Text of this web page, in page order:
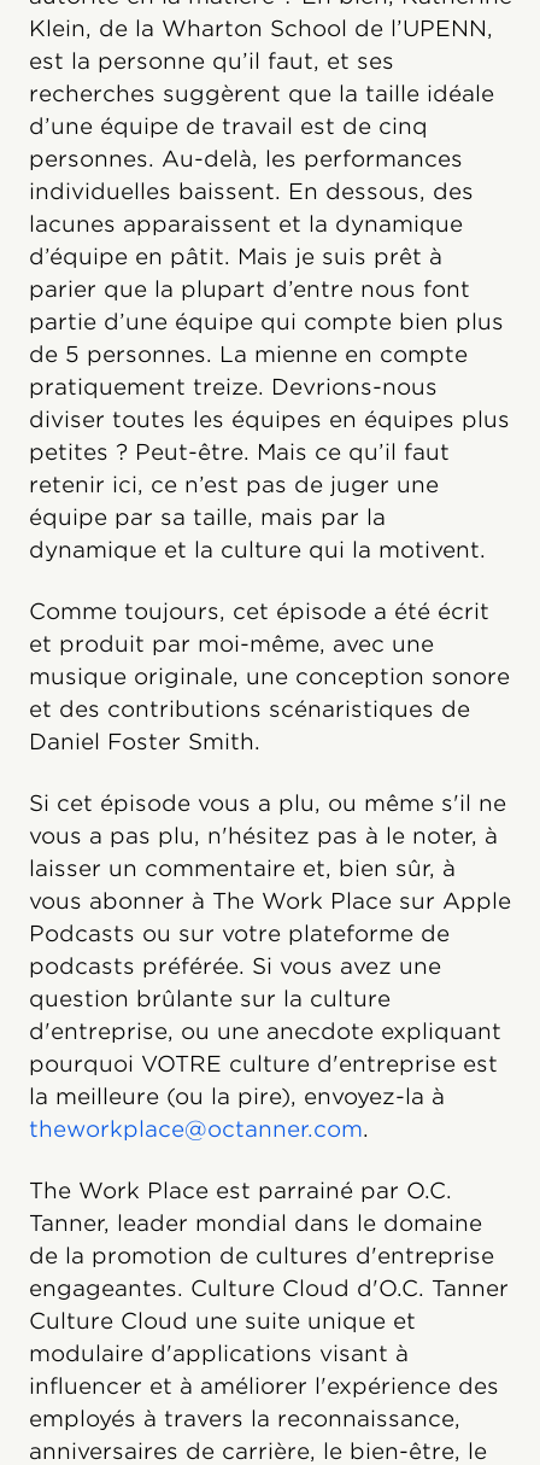
Klein, de la Wharton School de l’UPENN,
est la personne qu’il faut, et ses
recherches suggèrent que la taille idéale
d’une équipe de travail est de cinq
personnes. Au-delà, les performances
individuelles baissent. En dessous, des
lacunes apparaissent et la dynamique
d’équipe en pâtit. Mais je suis prêt à
parier que la plupart d’entre nous font
partie d’une équipe qui compte bien plus
de 5 personnes. La mienne en compte
pratiquement treize. Devrions-nous
diviser toutes les équipes en équipes plus
petites ? Peut-être. Mais ce qu’il faut
retenir ici, ce n’est pas de juger une
équipe par sa taille, mais par la
dynamique et la culture qui la motivent.
Comme toujours, cet épisode a été écrit
et produit par moi-même, avec une
musique originale, une conception sonore
et des contributions scénaristiques de
Daniel Foster Smith.
Si cet épisode vous a plu, ou même s'il ne
vous a pas plu, n'hésitez pas à le noter, à
laisser un commentaire et, bien sûr, à
vous abonner à The Work Place sur Apple
Podcasts ou sur votre plateforme de
podcasts préférée. Si vous avez une
question brûlante sur la culture
d'entreprise, ou une anecdote expliquant
pourquoi VOTRE culture d'entreprise est
la meilleure (ou la pire), envoyez-la à
theworkplace@octanner.com.
The Work Place est parrainé par O.C.
Tanner, leader mondial dans le domaine
de la promotion de cultures d'entreprise
engageantes. Culture Cloud d'O.C. Tanner
Culture Cloud une suite unique et
modulaire d'applications visant à
influencer et à améliorer l'expérience des
employés à travers la reconnaissance,
anniversaires de carrière, le bien-être, le